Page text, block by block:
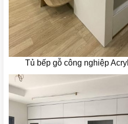
Tủ bếp gỗ công nghiệp